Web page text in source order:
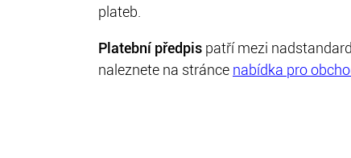
plateb.
Platební předpis patří mezi
naleznete na stránce nabídka pro